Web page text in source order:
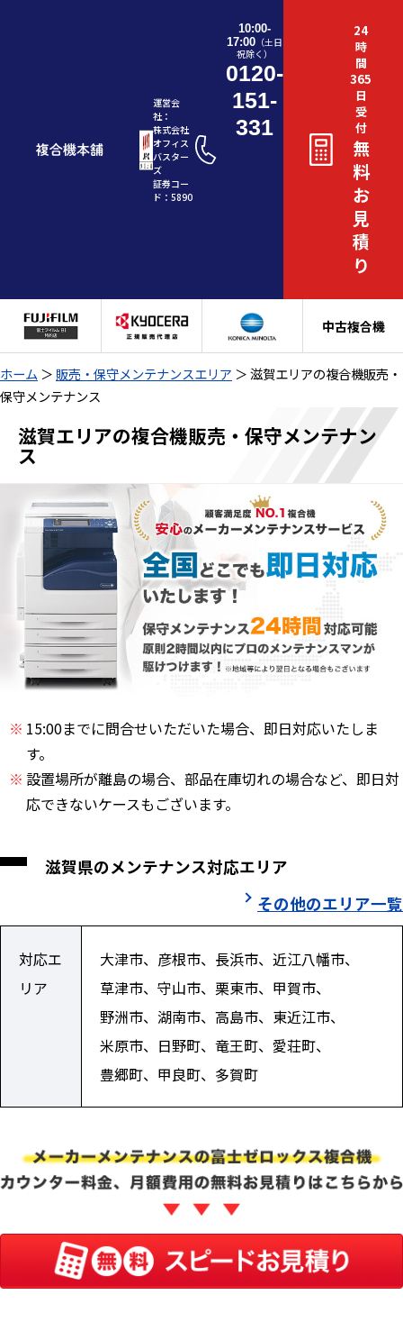
運営会
社：
株式会社
オフィス
バスター
ズ
証券コー
ド：5890
10:00-
17:00 （土日
祝除く）
0120-
151-
331
24
時
間
365
日
受
付
無
料
お
見
積
り
中古複合機
ホーム ＞ 販売・保守メンテナンスエリア ＞滋賀エリアの複合機販売・
保守メンテナンス
滋賀エリアの複合機販売・保守メンテナン
ス
15:00までに問合せいただいた場合、即日対応いたしま
す。
設置場所が離島の場合、部品在庫切れの場合など、即日対
応できないケースもございます。
滋賀県のメンテナンス対応エリア
その他のエリア一覧
対応エ
リア
大津市、彦根市、長浜市、近江八幡市、
草津市、守山市、栗東市、甲賀市、
野洲市、湖南市、高島市、東近江市、
米原市、日野町、竜王町、愛荘町、
豊郷町、甲良町、多賀町